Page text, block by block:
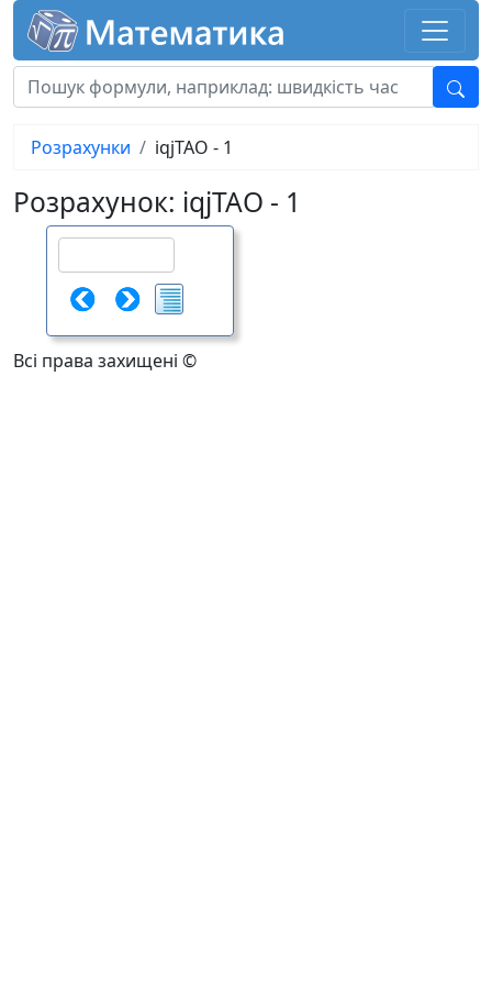
Розрахунки iqjTAO - 1
Розрахунок: iqjTAO - 1
Всі права захищені ©